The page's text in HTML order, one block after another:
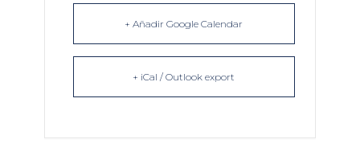
+ Añadir Google Calendar
+ iCal / Outlook export